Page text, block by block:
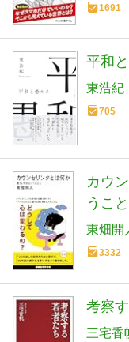
1691
平和
東浩紀
705
カウ
うこ
東畑開
3332
考察
三宅香